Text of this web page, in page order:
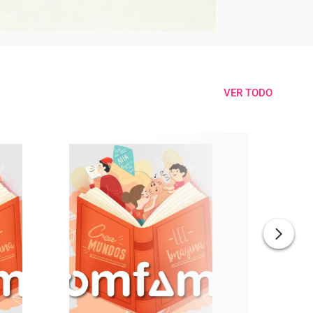
VER TODO